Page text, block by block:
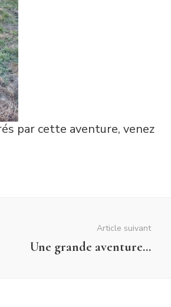
par cette aventure, venez
Article suivant
Une grande aventure…